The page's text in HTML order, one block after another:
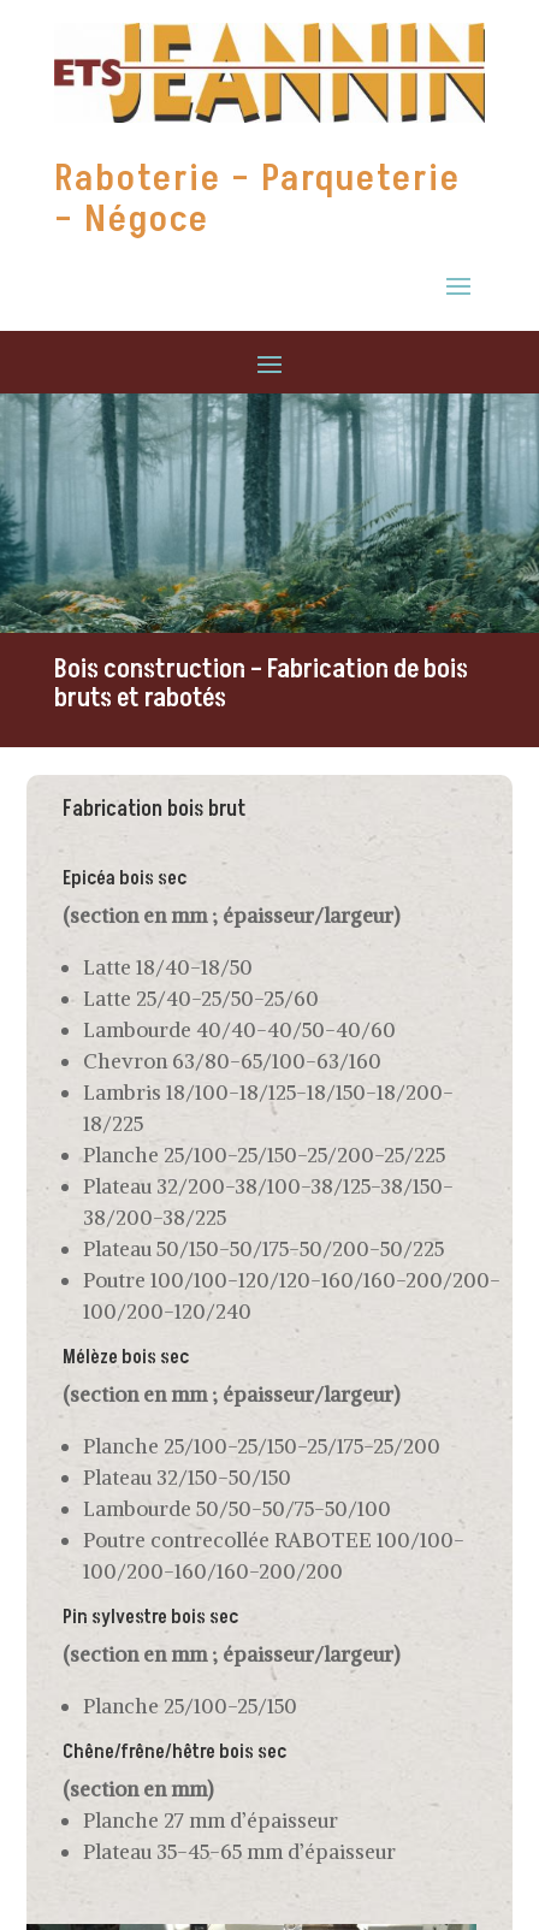
Raboterie – Parqueterie
– Négoce
Bois construction – Fabrication de bois
bruts et rabotés
Fabrication bois brut
Epicéa bois sec
(section en mm ; épaisseur/largeur)
Latte 18/40-18/50
Latte 25/40-25/50-25/60
Lambourde 40/40-40/50-40/60
Chevron 63/80-65/100-63/160
Lambris 18/100-18/125-18/150-18/200-
18/225
Planche 25/100-25/150-25/200-25/225
Plateau 32/200-38/100-38/125-38/150-
38/200-38/225
Plateau 50/150-50/175-50/200-50/225
Poutre 100/100-120/120-160/160-200/200-
100/200-120/240
Mélèze bois sec
(section en mm ; épaisseur/largeur)
Planche 25/100-25/150-25/175-25/200
Plateau 32/150-50/150
Lambourde 50/50-50/75-50/100
Poutre contrecollée RABOTEE 100/100-
100/200-160/160-200/200
Pin sylvestre bois sec
(section en mm ; épaisseur/largeur)
Planche 25/100-25/150
Chêne/frêne/hêtre bois sec
(section en mm)
Planche 27 mm d’épaisseur
Plateau 35-45-65 mm d’épaisseur